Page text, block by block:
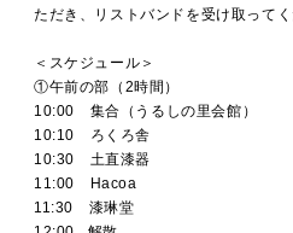
ただき、リストバンドを受け取ってく
＜スケジュール＞
①午前の部（2時間）
10:00 集合（うるしの里会館）
10:10 ろくろ舎
10:30 土直漆器
11:00 Hacoa
11:30 漆琳堂